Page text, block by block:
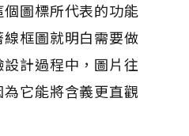
圖標所代表的功能
框圖就明白需要做
計過程中，圖片往
它能將含義更直觀